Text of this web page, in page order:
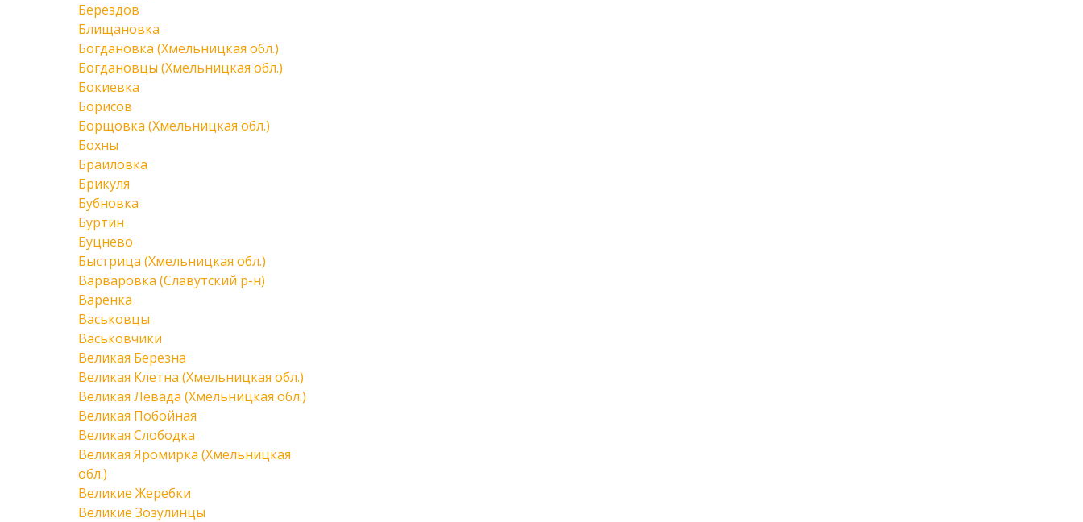
Берездов
Блищановка
Богдановка (Хмельницкая обл.)
Богдановцы (Хмельницкая обл.)
Бокиевка
Борисов
Борщовка (Хмельницкая обл.)
Бохны
Браиловка
Брикуля
Бубновка
Буртин
Буцнево
Быстрица (Хмельницкая обл.)
Варваровка (Славутский р-н)
Варенка
Васьковцы
Васьковчики
Великая Березна
Великая Клетна (Хмельницкая обл.)
Великая Левада (Хмельницкая обл.)
Великая Побойная
Великая Слободка
Великая Яромирка (Хмельницкая
обл.)
Великие Жеребки
Великие Зозулинцы